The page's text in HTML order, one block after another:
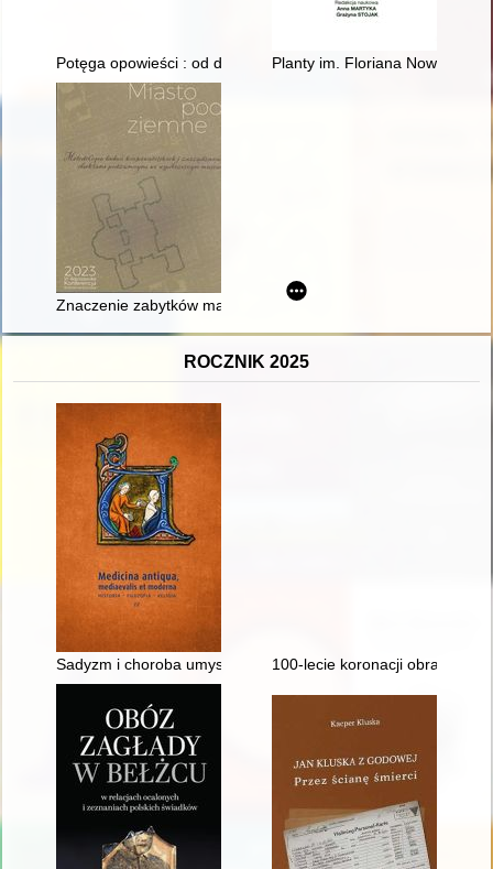
Potęga opowieści : od dawnej kroniki do nowoczesnego
Planty im. Floriana
Znaczenie zabytków masowych w badaniach nad obozami
ROCZNIK 2025
Sadyzm i choroba umysłowa w środowisku magnackim
100-lecie koronacji obrazu